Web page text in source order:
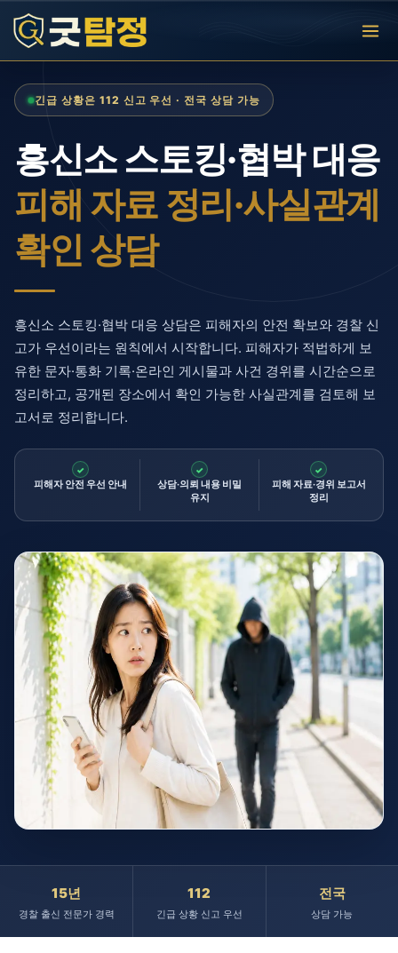
로
긴급 상황은 112 신고 우선 · 전국 상담 가능
흥신소 스토킹·협박 대응
피해 자료 정리·사실관계
확인 상담
흥신소 스토킹·협박 대응 상담은 피해자의 안전 확보와 경찰 신
고가 우선이라는 원칙에서 시작합니다. 피해자가 적법하게 보
유한 문자·통화 기록·온라인 게시물과 사건 경위를 시간순으로
정리하고, 공개된 장소에서 확인 가능한 사실관계를 검토해 보
고서로 정리합니다.
피해자 안전 우선 안내
상담·의뢰 내용 비밀
유지
피해 자료·경위 보고서
정리
15년
경찰 출신 전문가 경력
112
긴급 상황 신고 우선
전국
상담 가능